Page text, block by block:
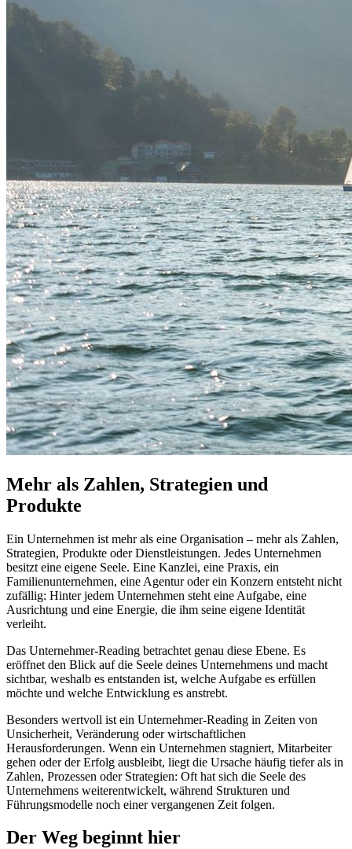
Mehr als Zahlen, Strategien und
Produkte
Ein Unternehmen ist mehr als eine Organisation – mehr als Zahlen,
Strategien, Produkte oder Dienstleistungen. Jedes Unternehmen
besitzt eine eigene Seele. Eine Kanzlei, eine Praxis, ein
Familienunternehmen, eine Agentur oder ein Konzern entsteht nicht
zufällig: Hinter jedem Unternehmen steht eine Aufgabe, eine
Ausrichtung und eine Energie, die ihm seine eigene Identität
verleiht.
Das Unternehmer-Reading betrachtet genau diese Ebene. Es
eröffnet den Blick auf die Seele deines Unternehmens und macht
sichtbar, weshalb es entstanden ist, welche Aufgabe es erfüllen
möchte und welche Entwicklung es anstrebt.
Besonders wertvoll ist ein Unternehmer-Reading in Zeiten von
Unsicherheit, Veränderung oder wirtschaftlichen
Herausforderungen. Wenn ein Unternehmen stagniert, Mitarbeiter
gehen oder der Erfolg ausbleibt, liegt die Ursache häufig tiefer als in
Zahlen, Prozessen oder Strategien: Oft hat sich die Seele des
Unternehmens weiterentwickelt, während Strukturen und
Führungsmodelle noch einer vergangenen Zeit folgen.
Der Weg beginnt hier